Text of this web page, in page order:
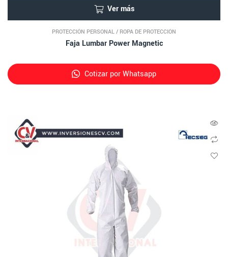
Ver más
PROTECCIÓN PERSONAL / ROPA DE PROTECCIÓN
Faja Lumbar Power Magnetic
Cotizar por Whatsapp